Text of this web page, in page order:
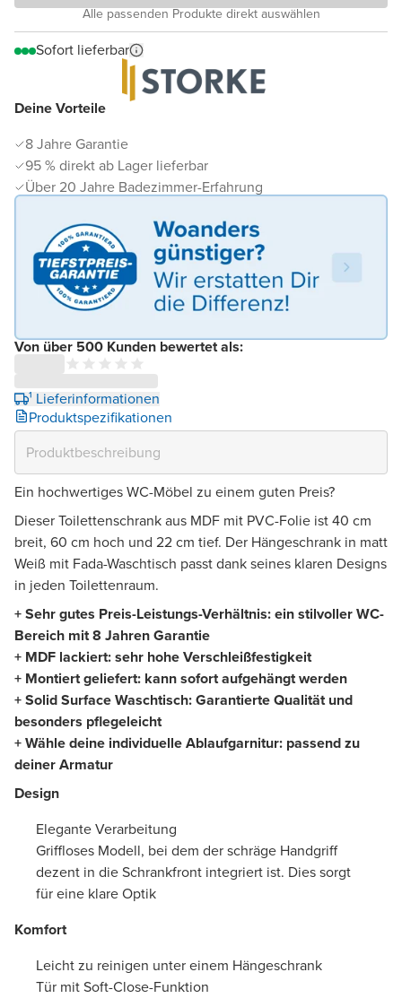
Deine Vorteile
8 Jahre Garantie
95 % direkt ab Lager lieferbar
Über 20 Jahre Badezimmer-Erfahrung
Von über 500 Kunden bewertet als:
¹ Lieferinformationen
Produktspezifikationen
Alle passenden Produkte direkt auswählen
Sofort lieferbar
Ein hochwertiges WC-Möbel zu einem guten Preis?
Dieser Toilettenschrank aus MDF mit PVC-Folie ist 40 cm
breit, 60 cm hoch und 22 cm tief. Der Hängeschrank in matt
Weiß mit Fada-Waschtisch passt dank seines klaren Designs
in jeden Toilettenraum.
+ Sehr gutes Preis-Leistungs-Verhältnis: ein stilvoller WC-
Bereich mit 8 Jahren Garantie
+ MDF lackiert: sehr hohe Verschleißfestigkeit
+ Montiert geliefert: kann sofort aufgehängt werden
+ Solid Surface Waschtisch: Garantierte Qualität und
besonders pflegeleicht
+ Wähle deine individuelle Ablaufgarnitur: passend zu
deiner Armatur
Design
Elegante Verarbeitung
Griffloses Modell, bei dem der schräge Handgriff
dezent in die Schrankfront integriert ist. Dies sorgt
für eine klare Optik
Komfort
Leicht zu reinigen unter einem Hängeschrank
Tür mit Soft-Close-Funktion